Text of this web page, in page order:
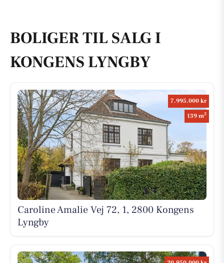
BOLIGER TIL SALG I
KONGENS LYNGBY
7.995.000 kr
139 m2
Caroline Amalie Vej 72, 1, 2800 Kongens
Lyngby